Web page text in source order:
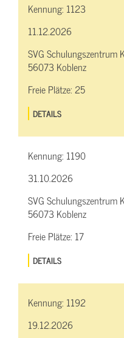
Kennung: 1123
11.12.2026
SVG Schulungszentrum
56073 Koblenz
Freie Plätze:25
DETAILS
Kennung: 1190
31.10.2026
SVG Schulungszentrum
56073 Koblenz
Freie Plätze: 17
DETAILS
Kennung: 1192
19.12.2026